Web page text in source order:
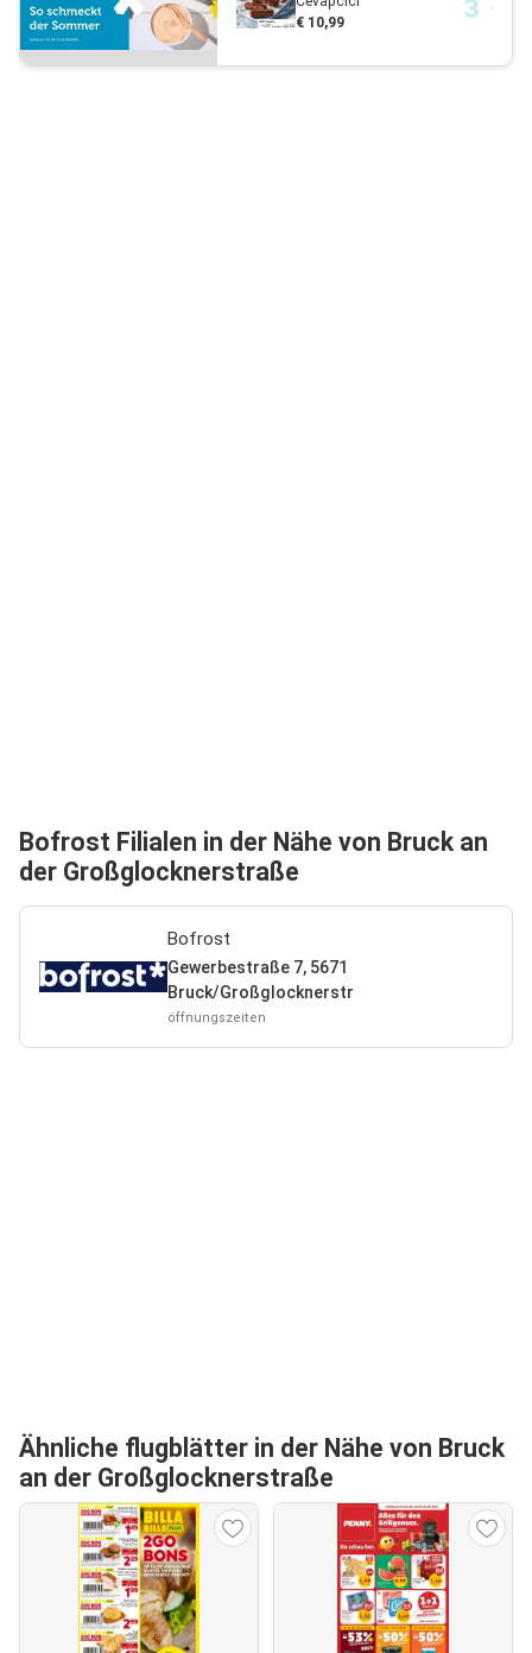
€ 10,99
Bofrost Filialen in der Nähe von Bruck an
der Großglocknerstraße
Bofrost
Gewerbestraße 7, 5671
Bruck/Großglocknerstr
öffnungszeiten
Ähnliche flugblätter in der Nähe von Bruck
an der Großglocknerstraße